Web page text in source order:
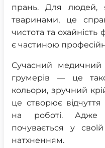
прань. Для людей,
тваринами, це
чистота та охайність
є частиною
Сучасний медичний
грумерів — це
кольори, зручний
це створює
на роботі.
почувається у
натхненням.